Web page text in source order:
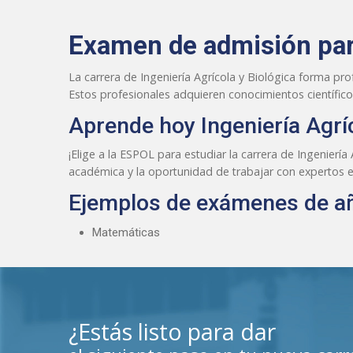
Examen de admisión
La carrera de Ingeniería Agrícola y Biológica forma
Estos profesionales adquieren conocimientos
Aprende hoy Ingeniería
¡Elige a la ESPOL para estudiar la carrera de
académica y la oportunidad de trabajar con expertos
Ejemplos de exámenes de
Matemáticas
¿Estás listo para dar